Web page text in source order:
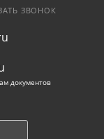
ЗВОНОК
документов